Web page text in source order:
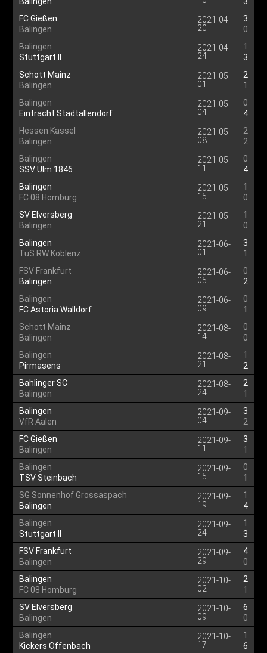
FC Gießen
Balingen
2021-04-
20
3
0
Balingen
Stuttgart II
2021-04-
24
1
3
Schott Mainz
Balingen
2021-05-
01
2
1
Balingen
Eintracht Stadtallendorf
2021-05-
04
0
4
Hessen Kassel
Balingen
2021-05-
08
2
2
Balingen
SSV Ulm 1846
2021-05-
11
0
4
Balingen
FC 08 Homburg
2021-05-
15
1
0
SV Elversberg
Balingen
2021-05-
21
1
0
Balingen
TuS RW Koblenz
2021-06-
01
3
1
FSV Frankfurt
Balingen
2021-06-
05
0
2
Balingen
FC Astoria Walldorf
2021-06-
09
0
1
Schott Mainz
Balingen
2021-08-
14
0
0
Balingen
Pirmasens
2021-08-
21
1
2
Bahlinger SC
Balingen
2021-08-
24
2
1
Balingen
VfR Aalen
2021-09-
04
3
2
FC Gießen
Balingen
2021-09-
11
3
1
Balingen
TSV Steinbach
2021-09-
15
0
1
SG Sonnenhof Grossaspach
Balingen
2021-09-
19
1
4
Balingen
Stuttgart II
2021-09-
24
1
3
FSV Frankfurt
Balingen
2021-09-
29
4
0
Balingen
FC 08 Homburg
2021-10-
02
2
1
SV Elversberg
Balingen
2021-10-
09
6
0
Balingen
Kickers Offenbach
2021-10-
17
1
6